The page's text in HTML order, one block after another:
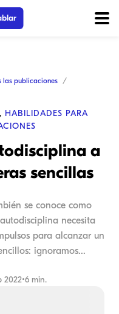
las publicaciones
, HABILIDADES PARA
a
sencillas
se conoce como
necesita
para alcanzar un
ignoramos...
2022•6 min.